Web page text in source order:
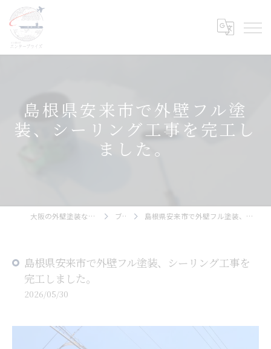
島根県安来市で外壁フル塗
装、シーリング工事を完工し
ました。
大阪の外壁塗装ならエンタープライズ ブログ 島根県安来市で外壁フル塗装、シーリング工事を完工しました。
島根県安来市で外壁フル塗装、シーリング工事を
完工しました。
2026/05/30